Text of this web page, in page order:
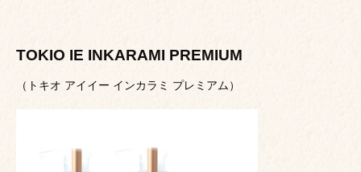
TOKIO IE INKARAMI PREMIUM
（トキオ アイイー インカラミ プレミアム）